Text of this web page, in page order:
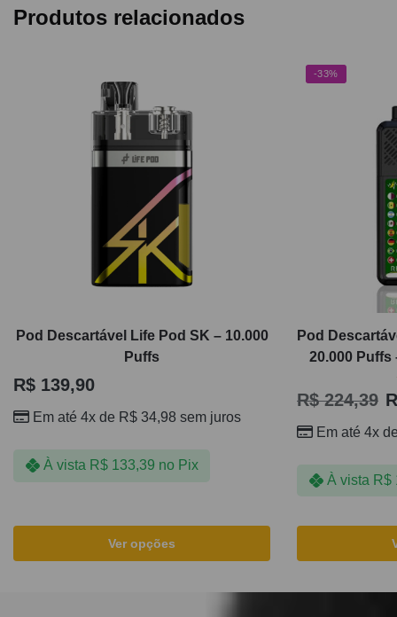
Produtos relacionados
Pod Descartável Life Pod SK – 10.000
Puffs
R$ 139,90
Em até 4x de R$ 34,98 sem juros
À vista R$133,39 no Pix
Ver opções
-33%
Pod
20.000 Puffs
R$224,39
Em até 4x
À vista R$